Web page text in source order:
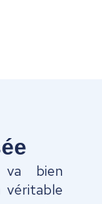
va bien
véritable